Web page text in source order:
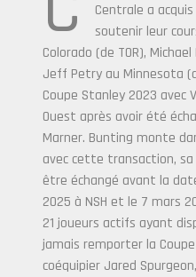
Centrale a
soutenir leur
Colorado (de TOR),
Jeff Petry au Minnesota
Coupe Stanley 2023 avec
Ouest après avoir été
Marner. Bunting monte
avec cette transaction,
être échangé avant la
2025 à NSH et le 7 mars
21 joueurs actifs ayant
jamais remporter la
coéquipier Jared